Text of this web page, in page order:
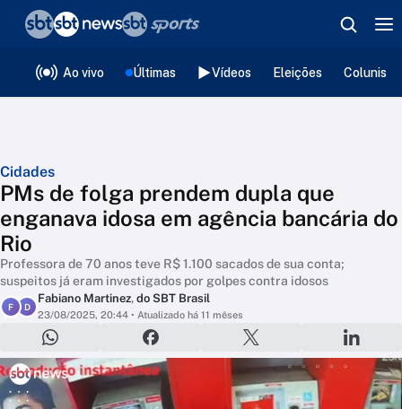
Ao vivo Últimas Vídeos Eleições
Cidades
PMs de folga prendem dupla que
enganava idosa em agência bancária do
Rio
Professora de 70 anos teve R$ 1.100 sacados de sua conta;
suspeitos já eram investigados por golpes contra idosos
F D
Fabiano Martinez, do SBT Brasil
23/08/2025, 20:44 • Atualizado há 11 mêses
❮voltar
Editorias